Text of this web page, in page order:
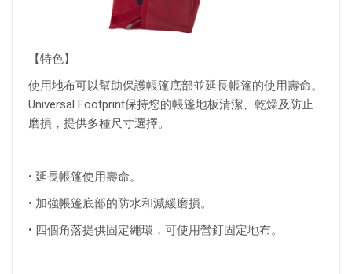
【特色】
使用地布可以幫助保護帳篷底部並延長帳篷的使用壽命。
Universal Footprint保持您的帳篷地板清潔、乾燥及防止
磨損，提供多種尺寸選擇。
• 延長帳篷使用壽命。
• 加強帳篷底部的防水和減緩磨損。
• 四個角落提供固定繩環，可使用營釘固定地布。